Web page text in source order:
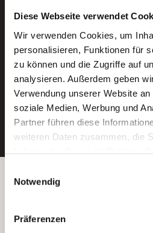
Diese Webseite verwendet
Wir verwenden Cookies, um
personalisieren, Funktionen für
zu können und die Zugriffe auf
analysieren. Außerdem geben
Verwendung unserer Website
soziale Medien, Werbung und
Partner führen diese
weiteren Daten zusammen, die
Wenn Sie auf „Cookies
Sie der Speicherung sämtlicher
Ihre Einwilligung
indem Sie die Cookie-
Notwendig
Präferenzen
Neue Stellen
Ein kostenloser
Jobs.
E-Mail-Adresse
Betreiber der Webseite
Kantstraße 45a